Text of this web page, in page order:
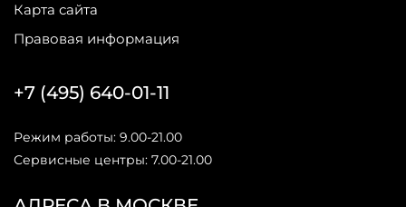
Карта сайта
Правовая информация
+7 (495) 640-01-11
Режим работы: 9.00-21.00
Сервисные центры: 7.00-21.00